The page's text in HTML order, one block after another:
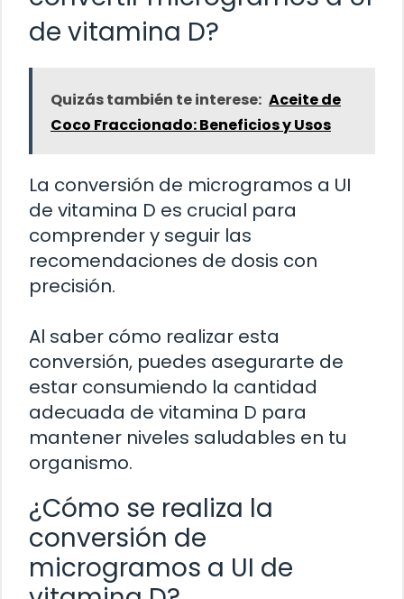
de vitamina D?
Quizás también te interese: Aceite de
Coco Fraccionado: Beneficios y Usos
La conversión de microgramos a UI
de vitamina D es crucial para
comprender y seguir las
recomendaciones de dosis con
precisión.
Al saber cómo realizar esta
conversión, puedes asegurarte de
estar consumiendo la cantidad
adecuada de vitamina D para
mantener niveles saludables en tu
organismo.
¿Cómo se realiza la
conversión de
microgramos a UI de